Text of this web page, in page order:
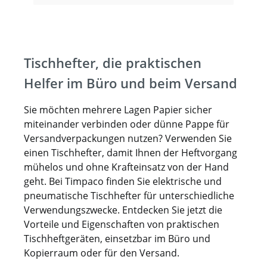
einstellen lässt. Ob Vollpappe, Kunststoff
oder Blisterverpackungen – der Tischhefter
sorgt für saubere und zuverlässige
Heftungen. Die flexibel einstellbaren
Heftabstände von 45 mm bis 200 mm sowie
eine Einschubtiefe von bis zu 85 mm bieten
maximale Anpassungsfähigkeit für
unterschiedliche
Verpackungsanforderungen. Mit zwei
integrierten Einsatzheftern ausgestattet,
kann das System bei Bedarf auf bis zu fünf
Heftmodule erweitert werden. Gerade in
Behindertenwerkstätten spielt einfache
Handhabung eine große Rolle. Der
Tischhefter TH 210 überzeugt durch intuitive
Tischhefter, die praktischen
Helfer im Büro und beim Versand
Sie möchten mehrere Lagen Papier sicher
miteinander verbinden oder dünne Pappe für
Versandverpackungen nutzen? Verwenden Sie
einen Tischhefter, damit Ihnen der Heftvorgang
mühelos und ohne Krafteinsatz von der Hand
geht. Bei Timpaco finden Sie elektrische und
pneumatische Tischhefter für unterschiedliche
Verwendungszwecke. Entdecken Sie jetzt die
Vorteile und Eigenschaften von praktischen
Tischheftgeräten, einsetzbar im Büro und
Kopierraum oder für den Versand.